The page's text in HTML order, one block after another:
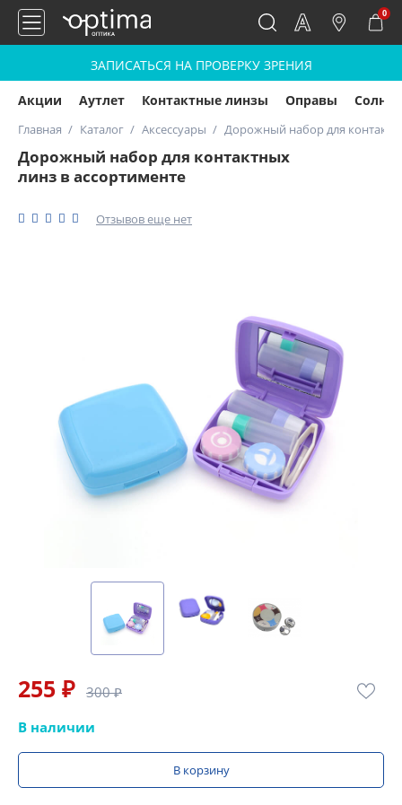
0
ЗАПИСАТЬСЯ НА ПРОВЕРКУ ЗРЕНИЯ
Акции Аутлет Контактные линзы Оправы
Главная Каталог Аксессуары Дорожный набор для
Дорожный набор для контактных
линз в ассортименте
Отзывов еще нет
255 ₽ 300 ₽
В наличии
В корзину